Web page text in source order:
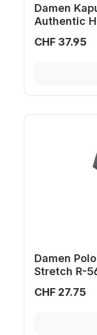
Damen
Authentic
CHF 37.95
Damen
Stretch R-
CHF 27.75